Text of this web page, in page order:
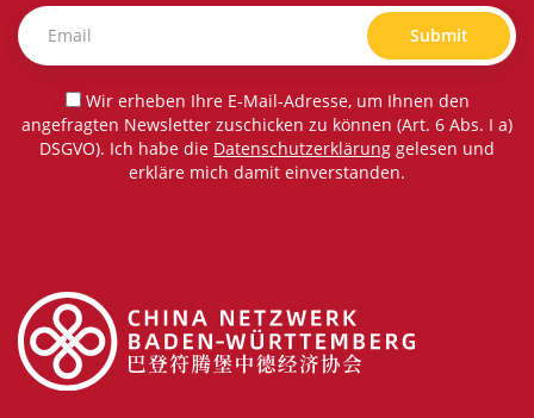
Submit
Wir erheben Ihre E-Mail-Adresse, um Ihnen den
angefragten Newsletter zuschicken zu können (Art. 6 Abs. I a)
DSGVO). Ich habe die Datenschutzerklärung gelesen und
erkläre mich damit einverstanden.